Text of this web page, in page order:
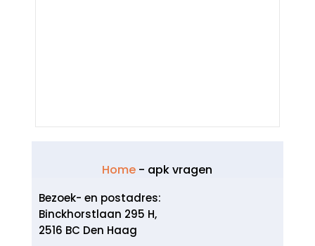
Home - apk vragen
Bezoek- en postadres:
Binckhorstlaan 295 H,
2516 BC Den Haag